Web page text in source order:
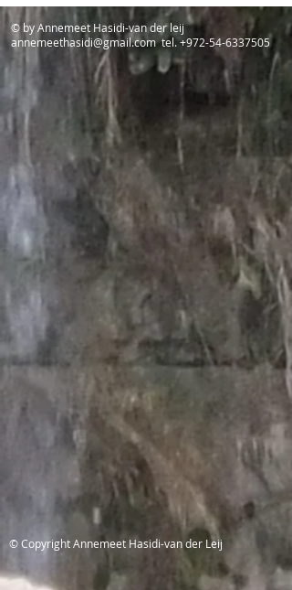
© by Annemeet Hasidi-van der leij
annemeethasidi@gmail.com
+972-54-6337505
© Copyright Annemeet Hasidi-van der Leij